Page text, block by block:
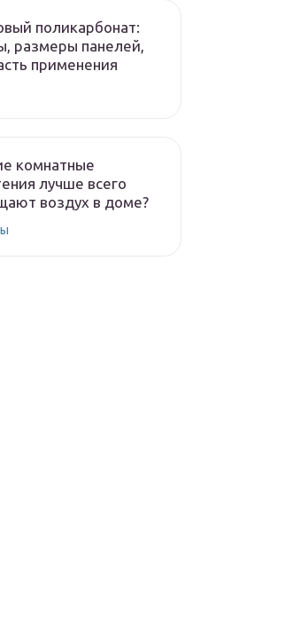
поликарбонат:
размеры панелей,
применения
комнатные
лучше всего
воздух в доме?